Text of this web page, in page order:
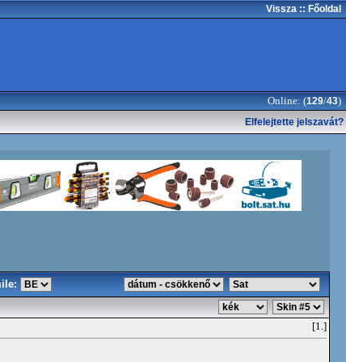
Vissza :: Főoldal
Online: (129/43)
Elfelejtette jelszavát?
[1.]